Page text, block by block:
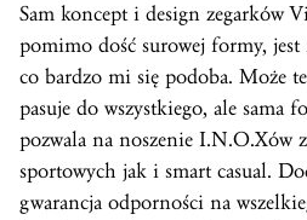
Sam koncept i design zegarków
pomimo dość surowej formy,
co bardzo mi się podoba. Może
pasuje do wszystkiego, ale sama
pozwala na noszenie I.N.O.Xów
sportowych jak i smart casual.
gwarancja odporności na